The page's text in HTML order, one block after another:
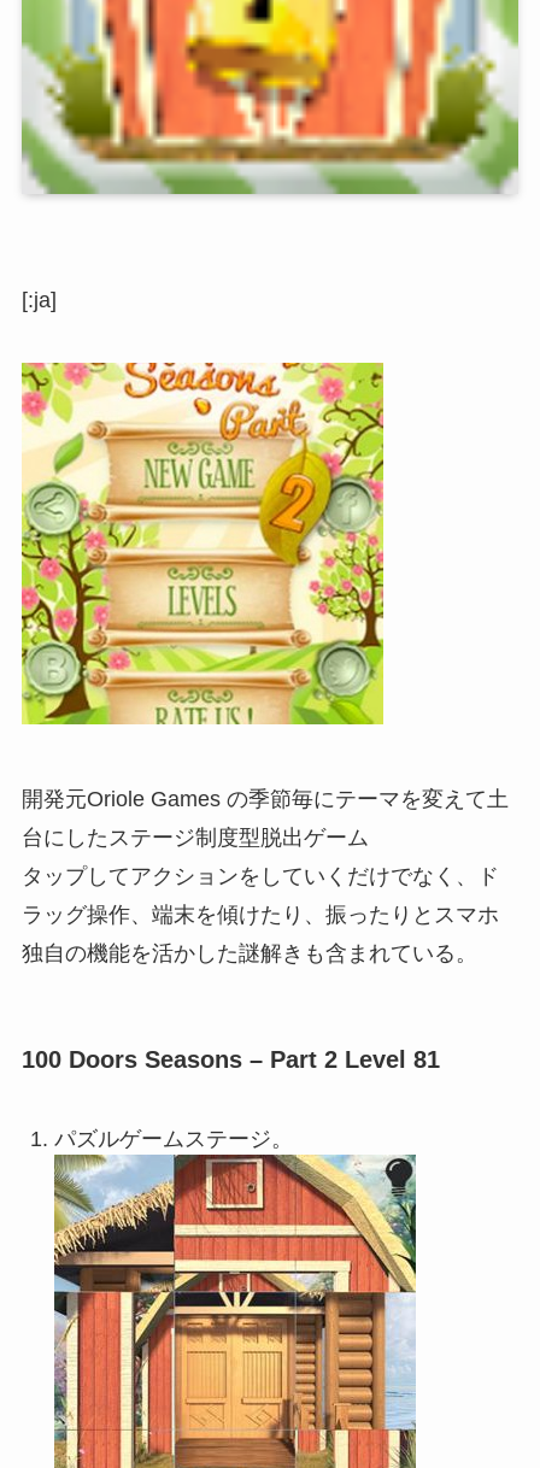
[:ja]
開発元Oriole Games の季節毎にテーマを変えて土
台にしたステージ制度型脱出ゲーム
タップしてアクションをしていくだけでなく、ド
ラッグ操作、端末を傾けたり、振ったりとスマホ
独自の機能を活かした謎解きも含まれている。
100 Doors Seasons – Part 2 Level 81
パズルゲームステージ。